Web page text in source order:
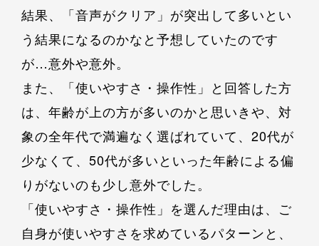
結果、「音声がクリア」が突出して多いとい
う結果になるのかなと予想していたのです
が…意外や意外。
また、「使いやすさ・操作性」と回答した方
は、年齢が上の方が多いのかと思いきや、対
象の全年代で満遍なく選ばれていて、20代が
少なくて、50代が多いといった年齢による偏
りがないのも少し意外でした。
「使いやすさ・操作性」を選んだ理由は、ご
自身が使いやすさを求めているパターンと、